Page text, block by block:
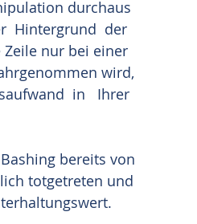
durchaus
Hintergrund  der
Zeile nur bei einer
wird,
in   Ihrer
bereits von
totgetreten und